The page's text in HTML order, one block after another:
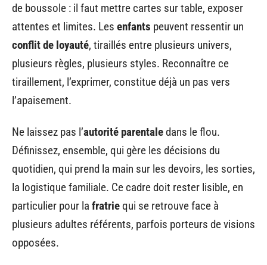
de boussole : il faut mettre cartes sur table, exposer
attentes et limites. Les enfants peuvent ressentir un
conflit de loyauté, tiraillés entre plusieurs univers,
plusieurs règles, plusieurs styles. Reconnaître ce
tiraillement, l’exprimer, constitue déjà un pas vers
l’apaisement.
Ne laissez pas l’autorité parentaledans le flou.
Définissez, ensemble, qui gère les décisions du
quotidien, qui prend la main sur les devoirs, les sorties,
la logistique familiale. Ce cadre doit rester lisible, en
particulier pour la fratriequi se retrouve face à
plusieurs adultes référents, parfois porteurs de visions
opposées.